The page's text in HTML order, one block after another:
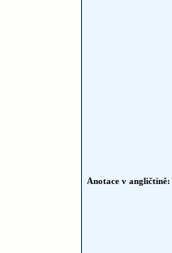
Anotace v angličtině: